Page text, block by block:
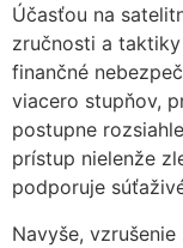
Účasťou na
zručnosti a
finančné
viacero stupňov,
postupne
prístup nielenže
podporuje
Navyše,